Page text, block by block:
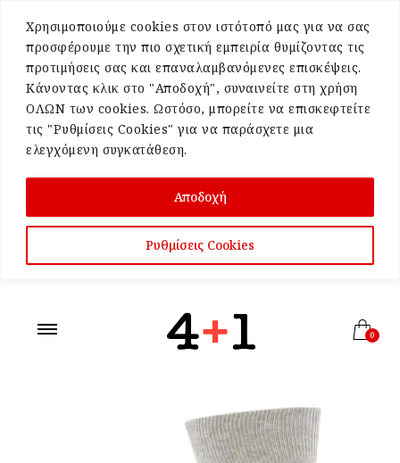
Χρησιμοποιούμε cookies στον ιστότοπό μας για να σας
προσφέρουμε την πιο σχετική εμπειρία θυμίζοντας τις
προτιμήσεις σας και επαναλαμβανόμενες επισκέψεις.
Κάνοντας κλικ στο "Αποδοχή", συναινείτε στη χρήση
ΟΛΩΝ των cookies. Ωστόσο, μπορείτε να επισκεφτείτε
τις "Ρυθμίσεις Cookies" για να παράσχετε μια
ελεγχόμενη συγκατάθεση.
Ρυθμίσεις Cookies
Αποδοχή
0